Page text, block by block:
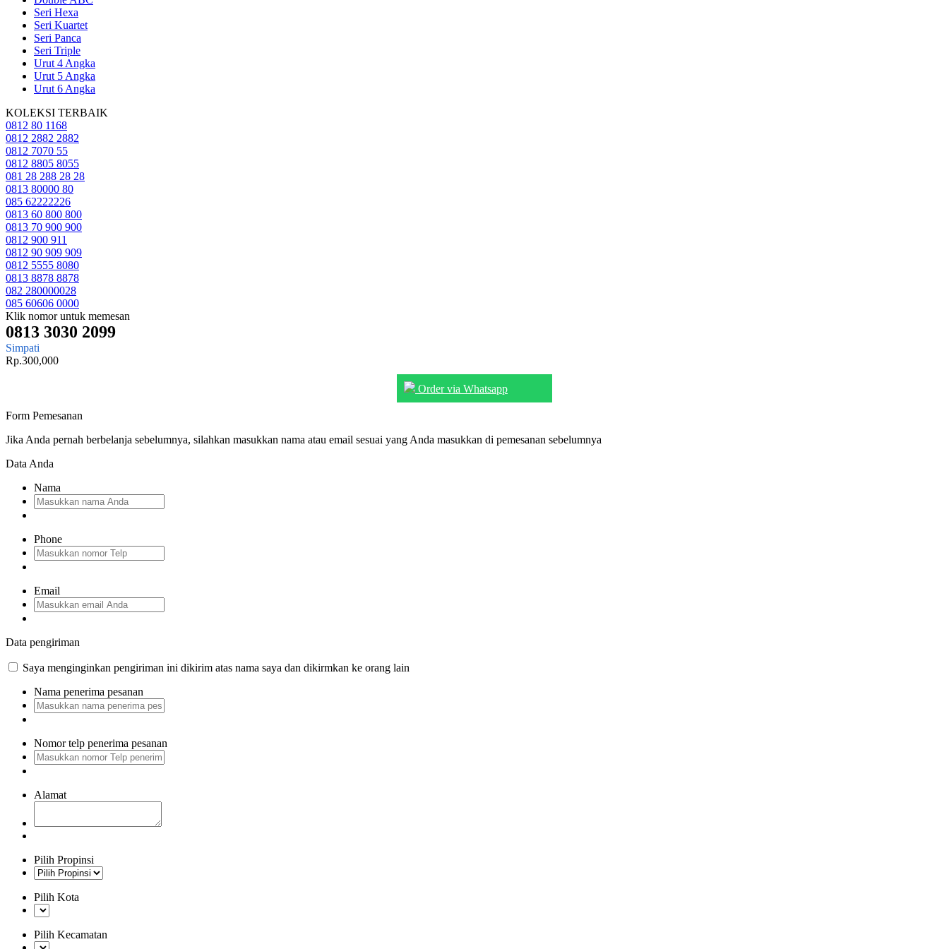
Seri Hexa
Seri Kuartet
Seri Panca
Seri Triple
Urut 4 Angka
Urut 5 Angka
Urut 6 Angka
KOLEKSI TERBAIK
0812 80 1168
0812 2882 2882
0812 7070 55
0812 8805 8055
081 28 288 28 28
0813 80000 80
085 62222226
0813 60 800 800
0813 70 900 900
0812 900 911
0812 90 909 909
0812 5555 8080
0813 8878 8878
082 280000028
085 60606 0000
Klik nomor untuk memesan
0813 3030 2099
Simpati
Rp.300,000
Order via Whatsapp
Form Pemesanan
Jika Anda pernah berbelanja sebelumnya, silahkan masukkan nama atau email sesuai yang Anda masukkan di pemesanan sebelumnya
Data Anda
Nama
Phone
Email
Data pengiriman
Saya menginginkan pengiriman ini dikirim atas nama saya dan dikirmkan ke orang lain
Nama penerima pesanan
Nomor telp penerima pesanan
Alamat
Pilih Propinsi
Pilih Kota
Pilih Kecamatan